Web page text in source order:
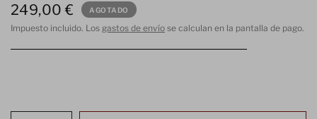
249,00 € AGOTADO
Impuesto incluido. Los gastos de envío se calculan en la pantalla de pago.